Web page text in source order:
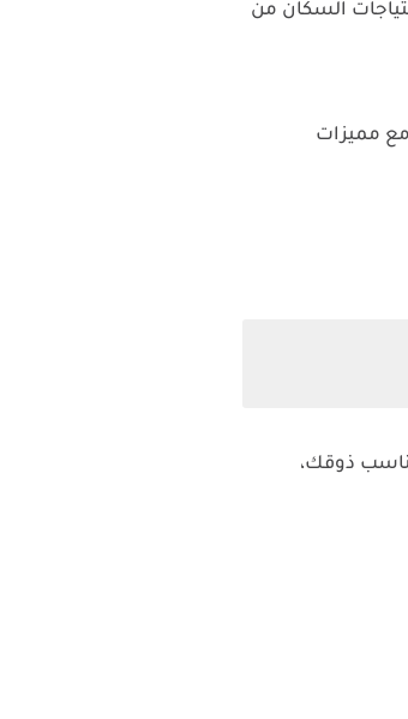
السكان من
مع مميزات
تناسب ذوقك،